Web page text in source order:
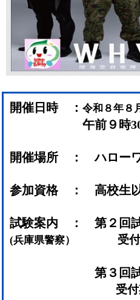
開催日時 ： 令和８年８
午前９時30分
開催場所 ： ハロー
参加資格 ： 高校生以
試験案内 ： 第２回
(兵庫県警察） 受
第３回試験日
受